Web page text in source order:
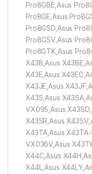
Pro8GBE,Asus
Pro8GE,Asus
Pro8GSD,Asus
Pro8GSV,Asus
Pro8GTK,Asus
X43B,Asus
X43E,Asus
X43JE,Asus
X43S,Asus
VX095,Asus
X43SR,Asus
X43TA,Asus
VX036V,Asus
X44C,Asus
X44L,Asus